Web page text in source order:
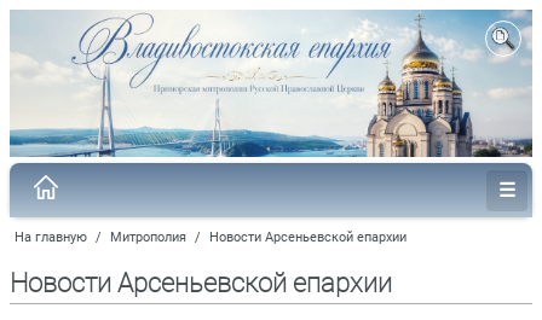
На главную / Митрополия / Новости Арсеньевской епархии
Новости Арсеньевской епархии